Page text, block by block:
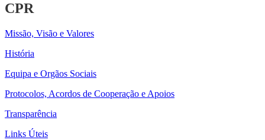
CPR
Missão, Visão e Valores
História
Equipa e Orgãos Sociais
Protocolos, Acordos de Cooperação e Apoios
Transparência
Links Úteis